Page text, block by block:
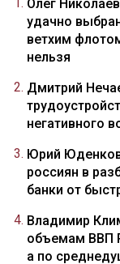
Олег
удачно
ветхим
нельзя
Дмитрий
негативного
Юрий
россиян в
банки от
Владимир
объемам ВВП
а по